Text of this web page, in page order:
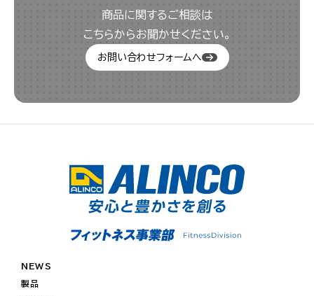
商品に関するご相談は
こちらからお聞かせください。
お問い合わせフォームへ
NEWS
製品